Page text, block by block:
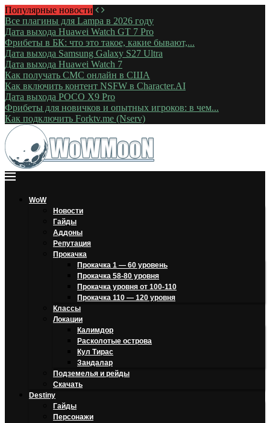
Популярные новости
Все плагины для Lampa в 2026 году
Дата выхода Huawei Watch GT 7 Pro
Фрибеты в БК: что это такое, какие бывают,...
Дата выхода Samsung Galaxy S27 Ultra
Дата выхода Huawei Watch 7
Как получать СМС онлайн в США
Как включить контент NSFW в Character.AI
Дата выхода POCO X9 Pro
Фрибеты для новичков и опытных игроков: в чем...
Как подключить Forktv.me (Nserv)
WoW
Новости
Гайды
Аддоны
Репутация
Прокачка
Прокачка 1 — 60 уровень
Прокачка 58-80 уровня
Прокачка уровня от 100-110
Прокачка 110 — 120 уровня
Классы
Локации
Калимдор
Расколотые острова
Кул Тирас
Зандалар
Подземелья и рейды
Скачать
Destiny
Гайды
Персонажи